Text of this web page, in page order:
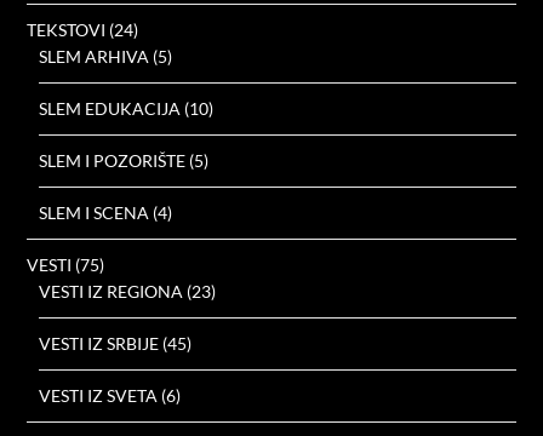
TEKSTOVI (24)
SLEM ARHIVA (5)
SLEM EDUKACIJA (10)
SLEM I POZORIŠTE (5)
SLEM I SCENA (4)
VESTI (75)
VESTI IZ REGIONA (23)
VESTI IZ SRBIJE (45)
VESTI IZ SVETA (6)